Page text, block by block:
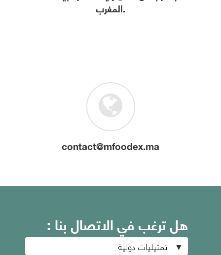
المغرب.
contact@mfoodex.ma
هل ترغب في الاتصال بنا :
تمثيليات دولية